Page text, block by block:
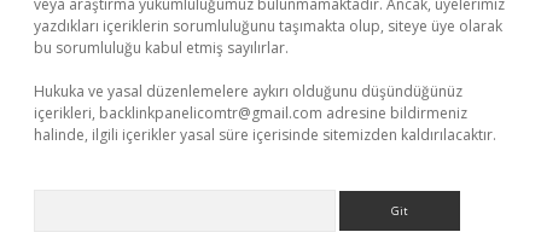
veya araştırma yükümlülüğümüz bulunmamaktadır. Ancak, üyelerimiz
yazdıkları içeriklerin sorumluluğunu taşımakta olup, siteye üye olarak
bu sorumluluğu kabul etmiş sayılırlar.
Hukuka ve yasal düzenlemelere aykırı olduğunu düşündüğünüz
içerikleri, backlinkpanelicomtr@gmail.com adresine bildirmeniz
halinde, ilgili içerikler yasal süre içerisinde sitemizden kaldırılacaktır.